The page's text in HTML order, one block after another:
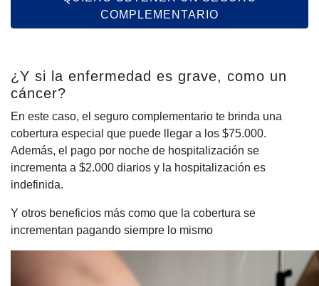
COMPLEMENTARIO
¿Y si la enfermedad es grave, como un
cáncer?
En este caso, el seguro complementario te brinda una
cobertura especial que puede llegar a los $75.000.
Además, el pago por noche de hospitalización se
incrementa a $2.000 diarios y la hospitalización es
indefinida.
Y otros beneficios más como que la cobertura se
incrementan pagando siempre lo mismo